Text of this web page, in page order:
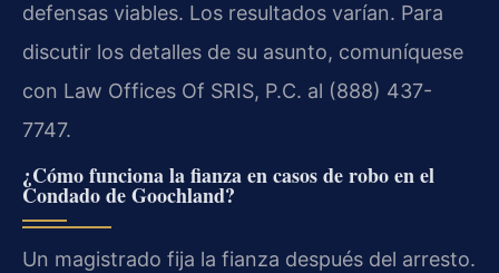
defensas viables. Los resultados varían. Para
discutir los detalles de su asunto, comuníquese
con Law Offices Of SRIS, P.C. al (888) 437-
7747.
¿Cómo funciona la fianza en casos de robo en el
Condado de Goochland?
Un magistrado fija la fianza después del arresto.